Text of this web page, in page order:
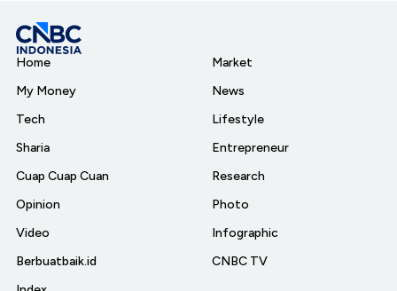
Home
My Money
Tech
Sharia
Cuap Cuap Cuan
Opinion
Video
Berbuatbaik.id
Market
News
Lifestyle
Entrepreneur
Research
Photo
Infographic
CNBC TV